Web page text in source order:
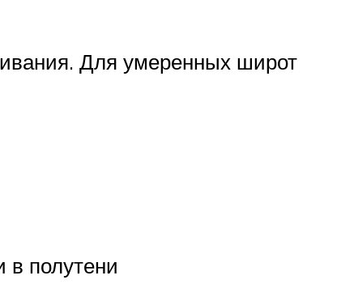
Для умеренных широт
в полутени